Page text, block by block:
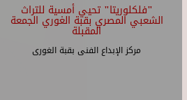
"فلكلوريتا" تحيي أمسية للتراث
الشعبي المصري بقبة الغوري الجمعة
المقبلة
مركز الإبداع الفنى بقبة الغورى